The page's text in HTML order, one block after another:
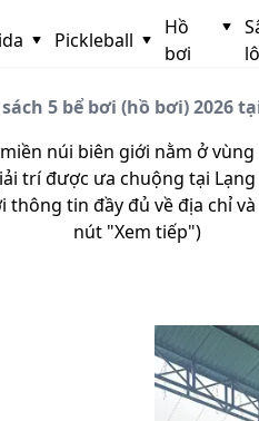
Pickleball
Hồ
bơi
5 bể bơi (hồ bơi) 2026
núi biên giới nằm ở vùng
trí được ưa chuộng tại
thông tin đầy đủ về địa chỉ và
nút "Xem tiếp")